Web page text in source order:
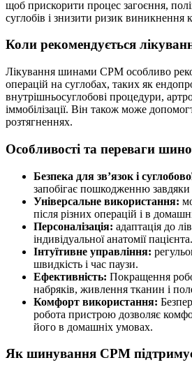
щоб прискорити процес загоєння,
суглобів і знизити ризик виникнення
Коли рекомендується
Лікування шинами CPM особливо
операцій на суглобах, таких як
внутрішньосуглобові процедури,
іммобілізації. Він також може
розтягненнях.
Особливості та переваги
Безпека для зв’язок і
запобігає пошкодженню
Універсальне використання:
після різних операцій і в
Персоналізація: адаптація до
індивідуальної анатомії пацієнта.
Інтуїтивне управління:
швидкість і час паузи.
Ефективність: Покращення
набряків, живлення тканин і
Комфорт використання:
робота пристрою дозволяє
його в домашніх умовах.
Як шинування CPM підтримує